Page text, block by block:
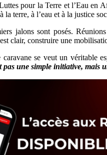
pour la Terre et l’Eau en
terre, à l’eau et à la justice
jalons sont posés.
clair, construire une
caravane se veut un véritable
pas une simple initiative, mais